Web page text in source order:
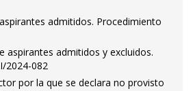
admitidos. Procedimiento
aspirantes admitidos y excluidos.
2024-082
por la que se declara no provisto